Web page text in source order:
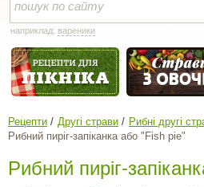
наприклад: вареники
Рецепти Другі страви
Рибні другі
Рибний пиріг-запіканка або "Fish pie"
Рибний пиріг-